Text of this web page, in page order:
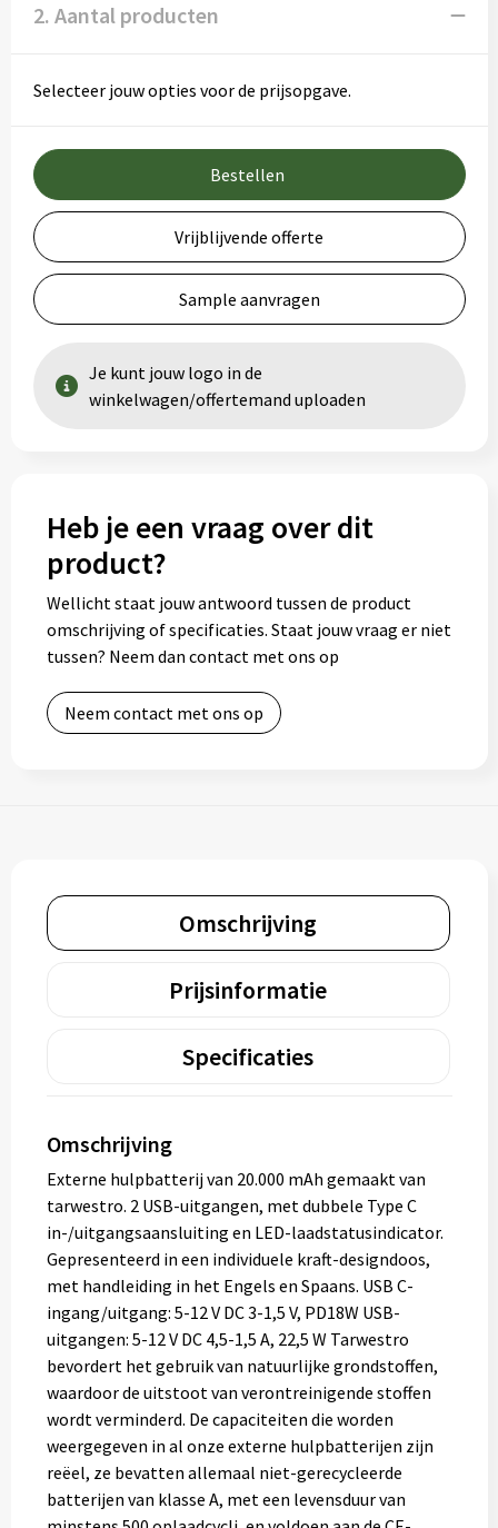
2. Aantal producten
Selecteer jouw opties voor de prijsopgave.
Bestellen
Vrijblijvende offerte
Sample aanvragen
Je kunt jouw logo in de
winkelwagen/offertemand uploaden
Heb je een vraag over dit
product?
Wellicht staat jouw antwoord tussen de product
omschrijving of specificaties. Staat jouw vraag er niet
tussen? Neem dan contact met ons op
Neem contact met ons op
Omschrijving
Prijsinformatie
Specificaties
Omschrijving
Externe hulpbatterij van 20.000 mAh gemaakt van
tarwestro. 2 USB-uitgangen, met dubbele Type C
in-/uitgangsaansluiting en LED-laadstatusindicator.
Gepresenteerd in een individuele kraft-designdoos,
met handleiding in het Engels en Spaans. USB C-
ingang/uitgang: 5-12 V DC 3-1,5 V, PD18W USB-
uitgangen: 5-12 V DC 4,5-1,5 A, 22,5 W Tarwestro
bevordert het gebruik van natuurlijke grondstoffen,
waardoor de uitstoot van verontreinigende stoffen
wordt verminderd. De capaciteiten die worden
weergegeven in al onze externe hulpbatterijen zijn
reëel, ze bevatten allemaal niet-gerecycleerde
batterijen van klasse A, met een levensduur van